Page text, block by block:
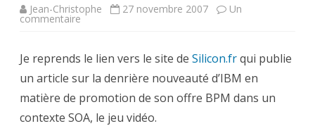
Jean-Christophe 27 novembre 2007 Un
commentaire sur
BPM,
SOA
et
…
jeu
vidéo
…
Je reprends le lien vers le site de Silicon.frqui publie
un article sur la denrière nouveauté d’IBM en
matière de promotion de son offre BPM dans un
contexte SOA, le jeu vidéo.